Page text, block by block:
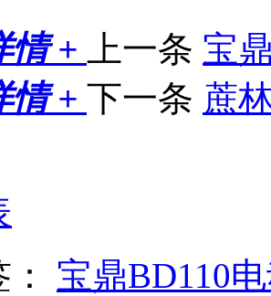
情 + 上一条 宝
情 + 下一条 蔗
宝鼎BD110